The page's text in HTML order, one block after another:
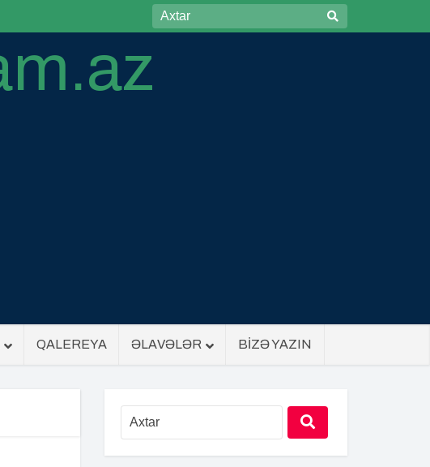
QALEREYA ƏLAVƏLƏR BİZƏ YAZIN